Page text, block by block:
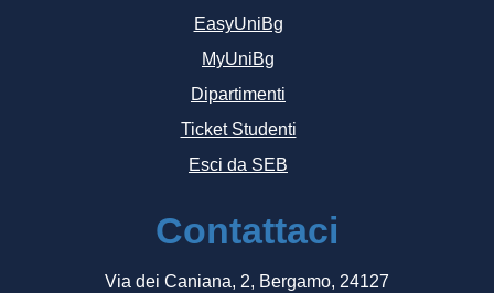
EasyUniBg
MyUniBg
Dipartimenti
Ticket Studenti
Esci da SEB
Contattaci
Via dei Caniana, 2, Bergamo, 24127